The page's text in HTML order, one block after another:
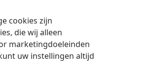
cookies zijn
die wij alleen
marketingdoeleinden
uw instellingen altijd
Inloggen